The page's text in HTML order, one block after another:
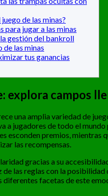
de las minas?
para jugar a las minas
gestión del bankroll
de las minas
tus ganancias
explora campos
una amplia variedad de
a jugadores de todo el
esconden premios,
las recompensas.
gracias a su
las reglas con la
facetas de este